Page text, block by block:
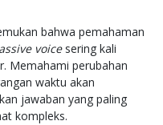
bahwa pemahaman
voicesering kali
Memahami perubahan
waktu akan
jawaban yang paling
kompleks.